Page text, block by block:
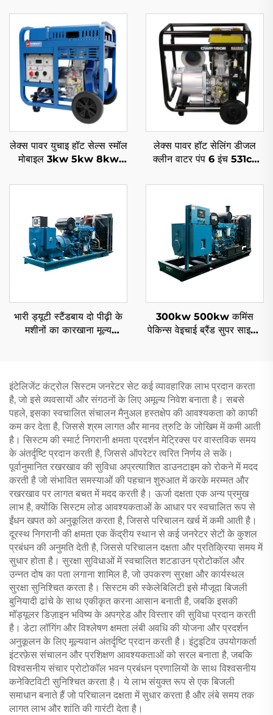
लेक्स पावर युचाइ हॉट सेल्स स्मॉल
मोबाइल 3kw 5kw 8kw
लेक्स पावर हॉट सेलिंग डीजल
क्लीन वाटर पंप 6 इंच 531cc
भारी ड्यूटी स्टैंडबाय दो पीढ़ी के
मशीनों का कारखाना मूल्य
300kw 500kw कमिंस
पेकिन्स वेइचाई ब्रैंड सुपर साइलेंट
इंटेलिजेंट कंट्रोल सिस्टम जनरेटर सेट कई व्यावहारिक लाभ प्रदान करता
है, जो इसे व्यवसायों और संगठनों के लिए अमूल्य निवेश बनाता है। सबसे
पहले, इसका स्वचालित संचालन मैनुअल हस्तक्षेप की आवश्यकता को काफी
कम कर देता है, जिससे श्रम लागत और मानव त्रुटि के जोखिम में कमी आती
है। सिस्टम की स्मार्ट निगरानी क्षमता प्रदर्शन मेट्रिक्स पर वास्तविक समय
के अंतर्दृष्टि प्रदान करती है, जिससे ऑपरेटर त्वरित निर्णय ले सकें।
पूर्वानुमानित रखरखाव की सुविधा अप्रत्याशित डाउनटाइम को रोकने में मदद
करती है जो संभावित समस्याओं की पहचान शुरुआत में करके मरम्मत और
रखरखाव पर लागत बचत में मदद करती है। ऊर्जा दक्षता एक अन्य प्रमुख
लाभ है, क्योंकि सिस्टम लोड आवश्यकताओं के आधार पर स्वचालित रूप से
ईंधन खपत को अनुकूलित करता है, जिससे परिचालन खर्च में कमी आती है।
दूरस्थ निगरानी की क्षमता एक केंद्रीय स्थान से कई जनरेटर सेटों के कुशल
प्रबंधन की अनुमति देती है, जिससे परिचालन दक्षता और प्रतिक्रिया समय में
सुधार होता है। सुरक्षा सुविधाओं में स्वचालित शटडाउन प्रोटोकॉल और
उन्नत दोष का पता लगाना शामिल है, जो उपकरण सुरक्षा और कार्यस्थल
सुरक्षा सुनिश्चित करता है। सिस्टम की स्केलेबिलिटी इसे मौजूदा बिजली
बुनियादी ढांचे के साथ एकीकृत करना आसान बनाती है, जबकि इसकी
मॉड्यूलर डिज़ाइन भविष्य के अपग्रेड और विस्तार की सुविधा प्रदान करती
है। डेटा लॉगिंग और विश्लेषण क्षमता लंबी अवधि की योजना और प्रदर्शन
अनुकूलन के लिए मूल्यवान अंतर्दृष्टि प्रदान करती है। इंटुइटिव उपयोगकर्ता
इंटरफ़ेस संचालन और प्रशिक्षण आवश्यकताओं को सरल बनाता है, जबकि
विश्वसनीय संचार प्रोटोकॉल भवन प्रबंधन प्रणालियों के साथ विश्वसनीय
कनेक्टिविटी सुनिश्चित करता है। ये लाभ संयुक्त रूप से एक बिजली
समाधान बनाते हैं जो परिचालन दक्षता में सुधार करता है और लंबे समय तक
लागत लाभ और शांति की गारंटी देता है।